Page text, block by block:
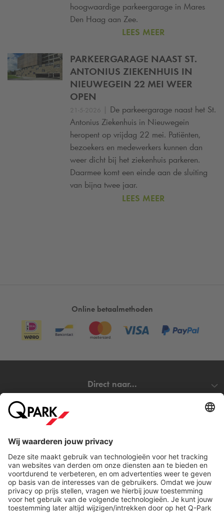
hoogwaardige parkeergarage in Mares
Den Haag aan Zee.
LEES MEER
PARKEERGARAGE NAAST ST.
ANTONIUS ZIEKENHUIS IN
NIEUWEGEIN 22 MEI WEER
OPEN
21-5-2026 | De parkeergarage naast het St.
Antonius Ziekenhuis in Nieuwegein
heropent op vrijdag 22 mei. Patiënten,
bezoekers en medewerkers kunnen dan
weer dicht bij het ziekenhuis parkeren.
Daarmee komt een einde aan de sluiting
van bijna twee jaar.
LEES MEER
Online betaalmethoden
Direct naar...